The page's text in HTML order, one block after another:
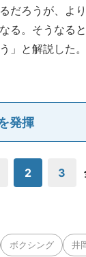
だろうが、よ
る。そうなる
」と解説した。
発揮
2 3
ボクシング 井